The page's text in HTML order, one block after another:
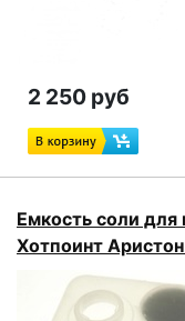
2 250 руб
Емкость соли
Хотпоинт